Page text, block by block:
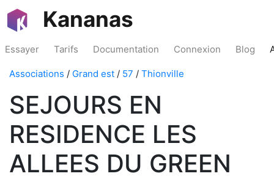
Kananas
Essayer Tarifs Documentation Connexion Blog
Associations / Grand est / 57 / Thionville
SEJOURS EN
RESIDENCE LES
ALLEES DU GREEN